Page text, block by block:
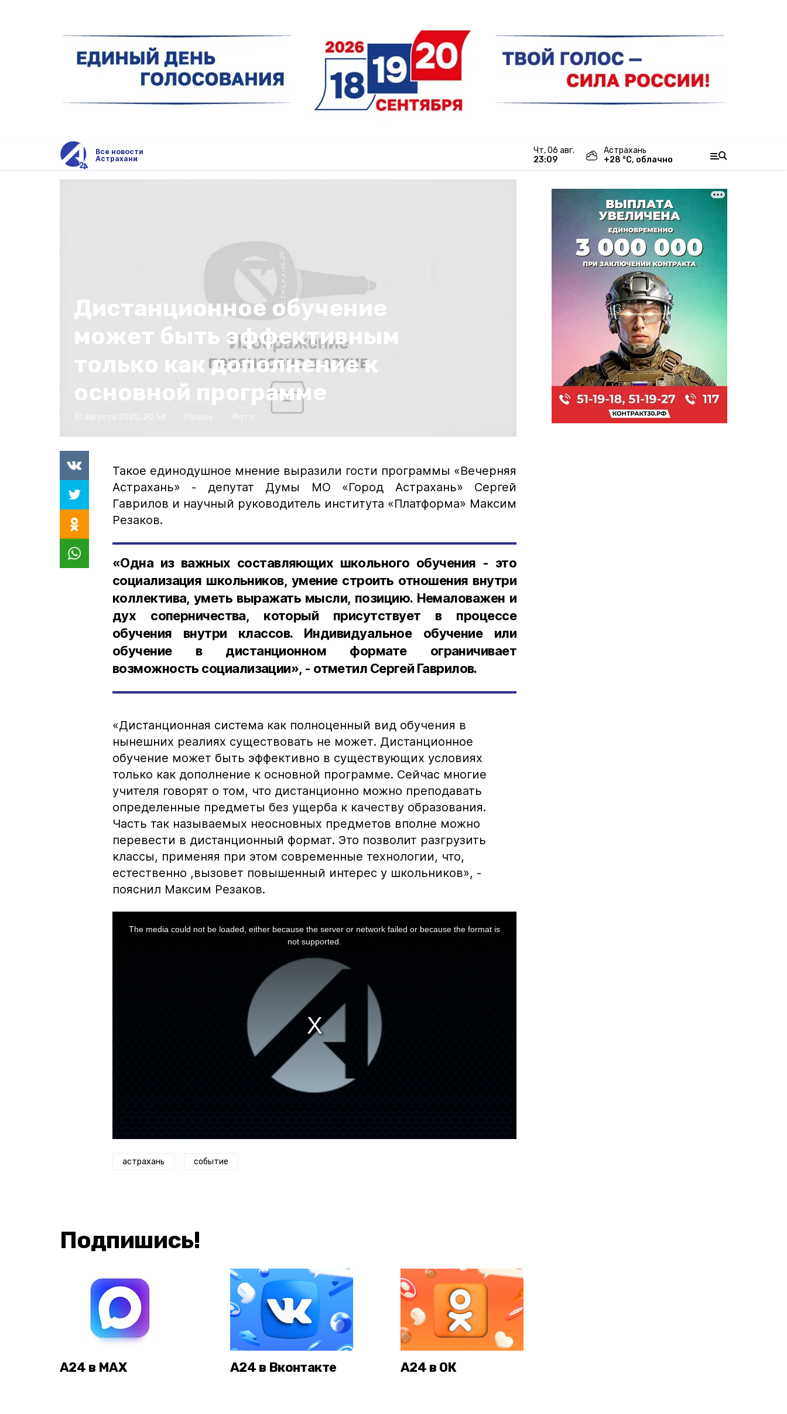
Все новости
Астрахани
чт, 06 авг.
23:09
Астрахань
+28 °С, облачно
Дистанционное обучение
может быть эффективным
только как дополнение к
основной программе
Такое единодушное мнение выразили гости программы «Вечерняя
Астрахань» - депутат Думы МО «Город Астрахань» Сергей
Гаврилов и научный руководитель института «Платформа» Максим
Резаков.
«Одна из важных составляющих школьного обучения - это
социализация школьников, умение строить отношения внутри
коллектива, уметь выражать мысли, позицию. Немаловажен и
дух соперничества, который присутствует в процессе
обучения внутри классов. Индивидуальное обучение или
обучение в дистанционном формате ограничивает
возможность социализации», - отметил Сергей Гаврилов.
«Дистанционная система как полноценный вид обучения в
нынешних реалиях существовать не может. Дистанционное
обучение может быть эффективно в существующих условиях
только как дополнение к основной программе. Сейчас многие
учителя говорят о том, что дистанционно можно преподавать
определенные предметы без ущерба к качеству образования.
Часть так называемых неосновных предметов вполне можно
перевести в дистанционный формат. Это позволит разгрузить
классы, применяя при этом современные технологии, что,
естественно ,вызовет повышенный интерес у школьников», -
пояснил Максим Резаков.
The media could not be loaded, either because the server or network failed or because the format is
not supported.
астрахань событие
Подпишись!
А24 в MAX А24 в Вконтакте А24 в ОК